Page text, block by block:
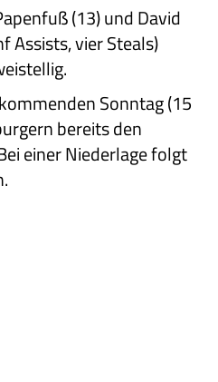
(13) und David
Assists, vier Steals)
Sonntag (15
bereits den
einer Niederlage folgt